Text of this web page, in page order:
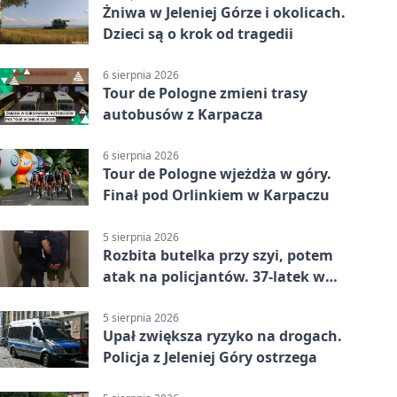
Żniwa w Jeleniej Górze i okolicach.
Dzieci są o krok od tragedii
6 sierpnia 2026
Tour de Pologne zmieni trasy
autobusów z Karpacza
6 sierpnia 2026
Tour de Pologne wjeżdża w góry.
Finał pod Orlinkiem w Karpaczu
5 sierpnia 2026
Rozbita butelka przy szyi, potem
atak na policjantów. 37-latek w
5 sierpnia 2026
Upał zwiększa ryzyko na drogach.
Policja z Jeleniej Góry ostrzega